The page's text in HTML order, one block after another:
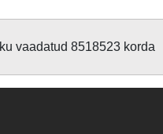
vaadatud 8518523 korda